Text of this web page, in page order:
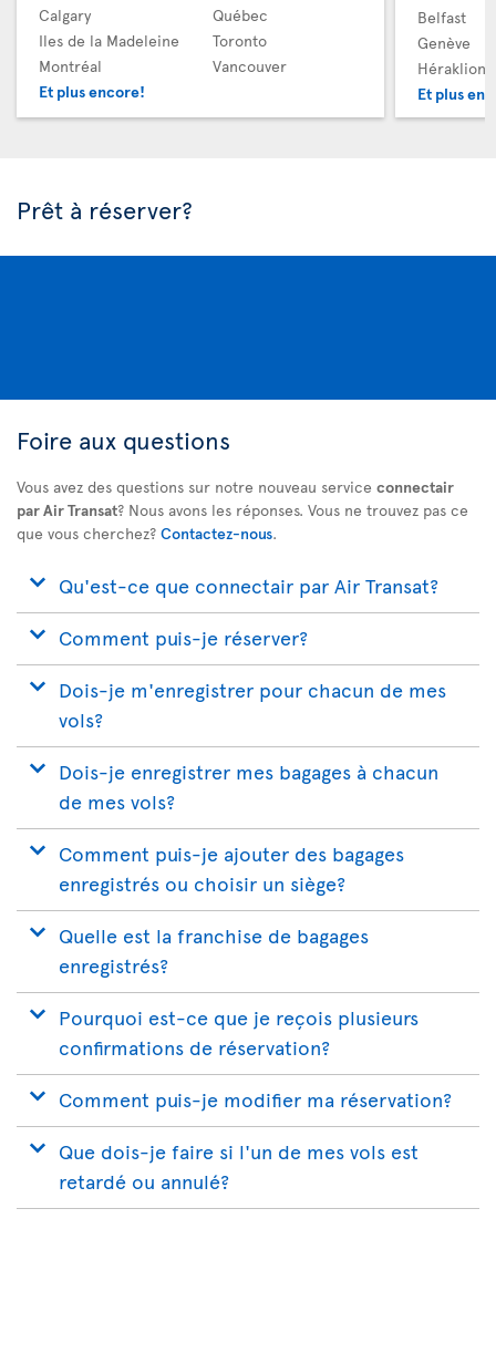
Calgary
Iles de la Madeleine
Montréal
Et plus encore!
Québec
Toronto
Vancouver
Belfast
Genève
Héraklion
Et plus
Prêt à réserver?
Foire aux questions
Vous avez des questions sur notre nouveau service connectair
par Air Transat? Nous avons les réponses. Vous ne trouvez pas ce
que vous cherchez? Contactez-nous.
Qu'est-ce que connectair par Air Transat?
Comment puis-je réserver?
Dois-je m'enregistrer pour chacun de mes
vols?
Dois-je enregistrer mes bagages à chacun
de mes vols?
Comment puis-je ajouter des bagages
enregistrés ou choisir un siège?
Quelle est la franchise de bagages
enregistrés?
Pourquoi est-ce que je reçois plusieurs
confirmations de réservation?
Comment puis-je modifier ma réservation?
Que dois-je faire si l'un de mes vols est
retardé ou annulé?